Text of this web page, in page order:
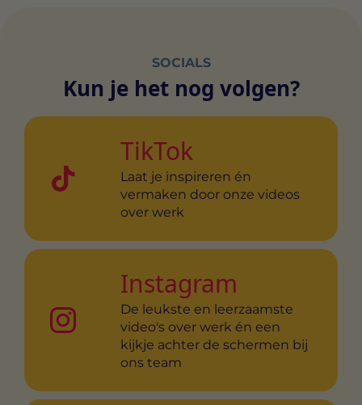
SOCIALS
Kun je het nog volgen?
TikTok
Laat je inspireren én
vermaken door onze videos
over werk
Instagram
De leukste en leerzaamste
video's over werk én een
kijkje achter de schermen bij
ons team